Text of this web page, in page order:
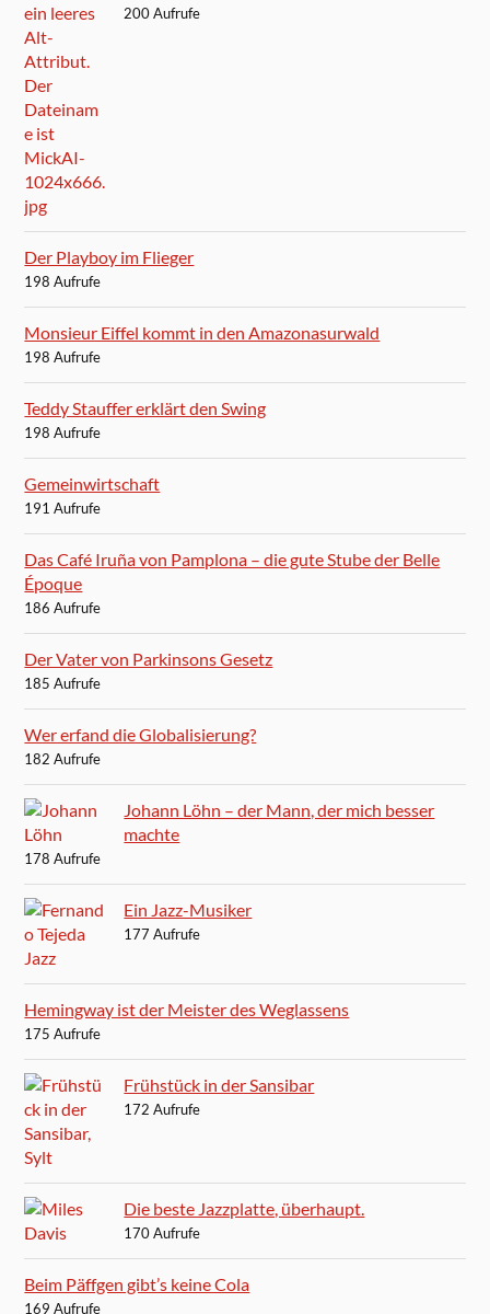
200 Aufrufe
Der Playboy im Flieger
198 Aufrufe
Monsieur Eiffel kommt in den Amazonasurwald
198 Aufrufe
Teddy Stauffer erklärt den Swing
198 Aufrufe
Gemeinwirtschaft
191 Aufrufe
Das Café Iruña von Pamplona – die gute Stube der Belle
Époque
186 Aufrufe
Der Vater von Parkinsons Gesetz
185 Aufrufe
Wer erfand die Globalisierung?
182 Aufrufe
Johann Löhn – der Mann, der mich besser
machte
178 Aufrufe
Ein Jazz-Musiker
177 Aufrufe
Hemingway ist der Meister des Weglassens
175 Aufrufe
Frühstück in der Sansibar
172 Aufrufe
Die beste Jazzplatte, überhaupt.
170 Aufrufe
Beim Päffgen gibt’s keine Cola
169 Aufrufe